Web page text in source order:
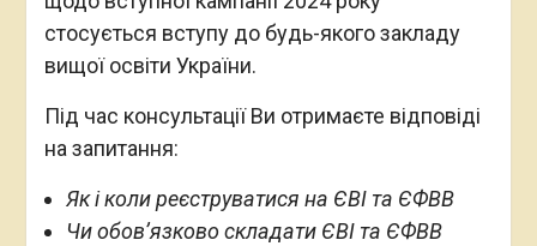
стосується вступу до будь-якого закладу
вищої освіти України.
Під час консультації Ви отримаєте відповіді
на запитання:
Як і коли реєструватися на ЄВІ та ЄФВВ
Чи обов’язково складати ЄВІ та ЄФВВ